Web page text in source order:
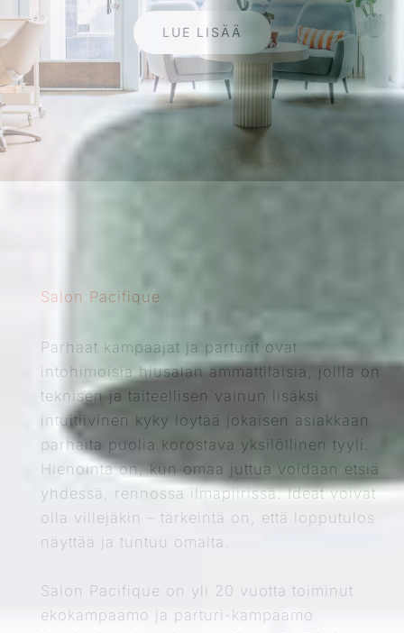
LUE LISÄÄ
Salon Pacifique
Parhaat kampaajat ja parturit ovat
intohimoisia hiusalan ammattilaisia, joilla on
teknisen ja taiteellisen vainun lisäksi
intuitiivinen kyky löytää jokaisen asiakkaan
parhaita puolia korostava yksilöllinen tyyli.
Hienointa on, kun omaa juttua voidaan etsiä
yhdessä, rennossa ilmapiirissä. Ideat voivat
olla villejäkin – tärkeintä on, että lopputulos
näyttää ja tuntuu omalta.
Salon Pacifique on yli 20 vuotta toiminut
ekokampaamo ja parturi-kampaamo